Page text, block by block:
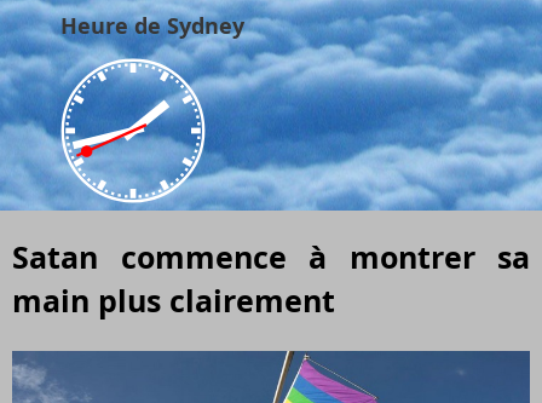
Heure de Sydney
Satan commence à montrer sa
main plus clairement